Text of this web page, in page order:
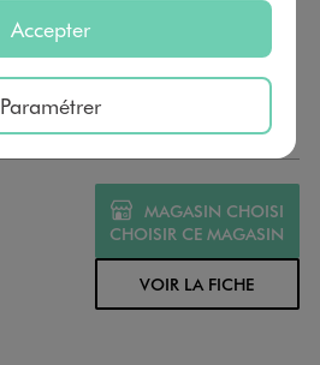
pour toutes les occasions.
MAGASIN CHOISI
CHOISIR CE MAGASIN
VOIR LA FICHE
Accepter
Paramétrer